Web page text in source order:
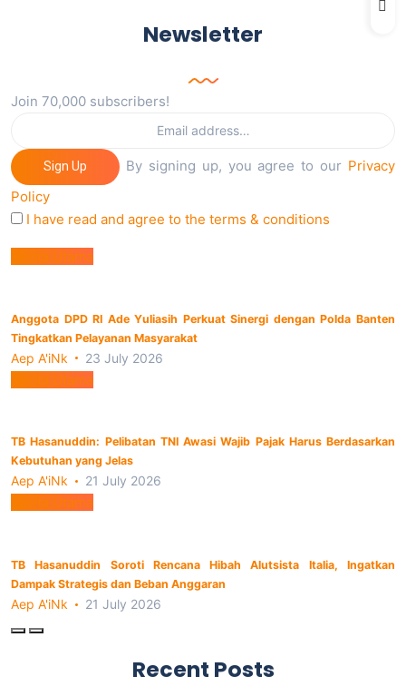
Newsletter
Join 70,000 subscribers!
Sign Up By signing up, you agree to our Privacy
Policy
I have read and agree to the terms & conditions
Berita Utama
Anggota DPD RI Ade Yuliasih Perkuat Sinergi dengan Polda Banten
Tingkatkan Pelayanan Masyarakat
Aep A'iNk 23 July 2026
Berita Utama
TB Hasanuddin: Pelibatan TNI Awasi Wajib Pajak Harus Berdasarkan
Kebutuhan yang Jelas
Aep A'iNk 21 July 2026
Berita Utama
TB Hasanuddin Soroti Rencana Hibah Alutsista Italia, Ingatkan
Dampak Strategis dan Beban Anggaran
Aep A'iNk 21 July 2026
Recent Posts